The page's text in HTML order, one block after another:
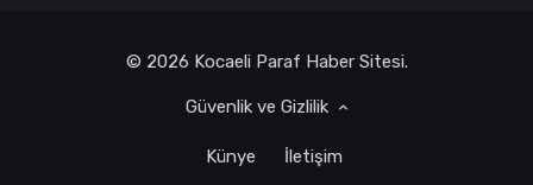
© 2026 Kocaeli Paraf Haber Sitesi.
Güvenlik ve Gizlilik
Künye İletişim